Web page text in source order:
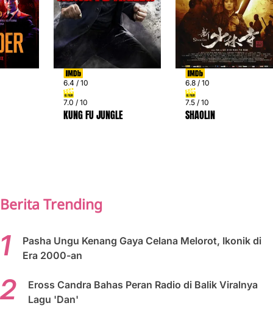
6.4 / 10
7.0 / 10
KUNG FU JUNGLE
6.8 / 10
7.5 / 10
SHAOLIN
Berita Trending
Pasha Ungu Kenang Gaya Celana Melorot, Ikonik di
Era 2000-an
Eross Candra Bahas Peran Radio di Balik Viralnya
Lagu 'Dan'